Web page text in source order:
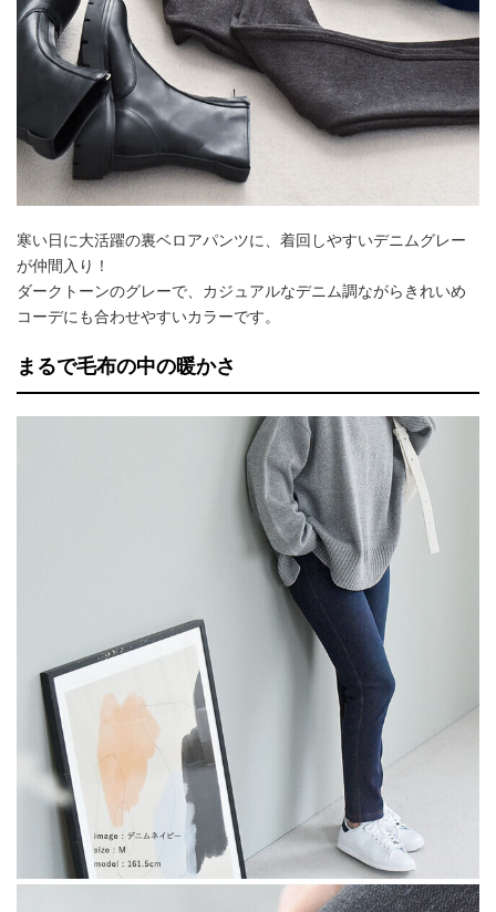
寒い日に大活躍の裏ベロアパンツに、着回しやすいデニムグレー
が仲間入り！
ダークトーンのグレーで、カジュアルなデニム調ながらきれいめ
コーデにも合わせやすいカラーです。
まるで毛布の中の暖かさ